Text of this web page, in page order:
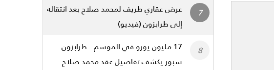
عرض عقاري طريف لمحمد صلاح بعد انتقاله
إلى طرابزون (فيديو)
17 مليون يورو في الموسم.. طرابزون
سبور يكشف تفاصيل عقد محمد صلاح